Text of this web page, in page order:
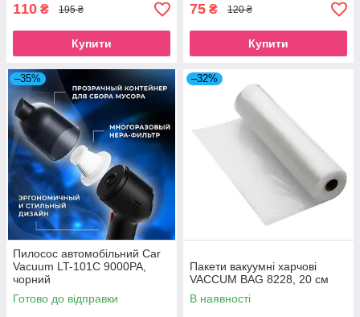
110 ₴ 195 ₴
Купити
75 ₴ 120 ₴
Купити
–35%
Пилосос автомобільний Car
Vacuum LT-101C 9000PA,
чорний
Готово до відправки
–32%
Пакети вакуумні харчові
VACCUM BAG 8228, 20 см
В наявності